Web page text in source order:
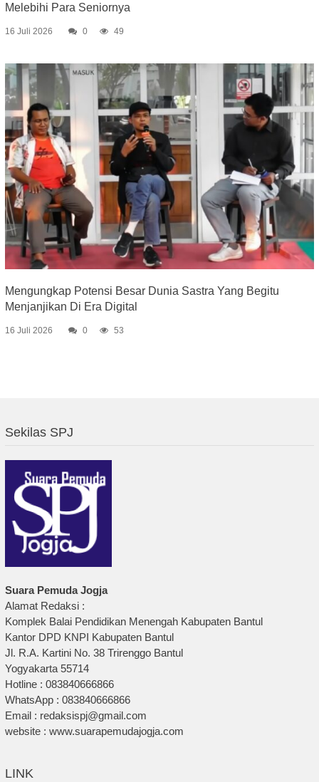
Melebihi Para Seniornya
16 Juli 2026 0 49
Mengungkap Potensi Besar Dunia Sastra Yang Begitu
Menjanjikan Di Era Digital
16 Juli 2026 0 53
Sekilas SPJ
Suara Pemuda Jogja
Alamat Redaksi :
Komplek Balai Pendidikan Menengah Kabupaten Bantul
Kantor DPD KNPI Kabupaten Bantul
Jl. R.A. Kartini No. 38 Trirenggo Bantul
Yogyakarta 55714
Hotline : 083840666866
WhatsApp : 083840666866
Email : redaksispj@gmail.com
website : www.suarapemudajogja.com
LINK